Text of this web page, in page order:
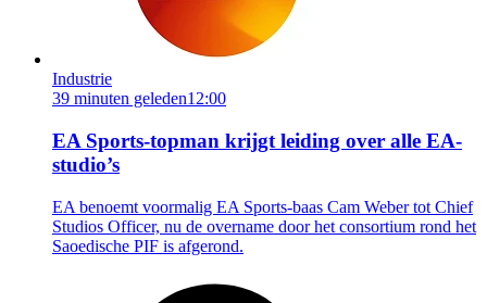
Industrie
39 minuten geleden12:00
EA Sports-topman krijgt leiding over alle EA-
studio’s
EA benoemt voormalig EA Sports-baas Cam Weber tot Chief
Studios Officer, nu de overname door het consortium rond het
Saoedische PIF is afgerond.